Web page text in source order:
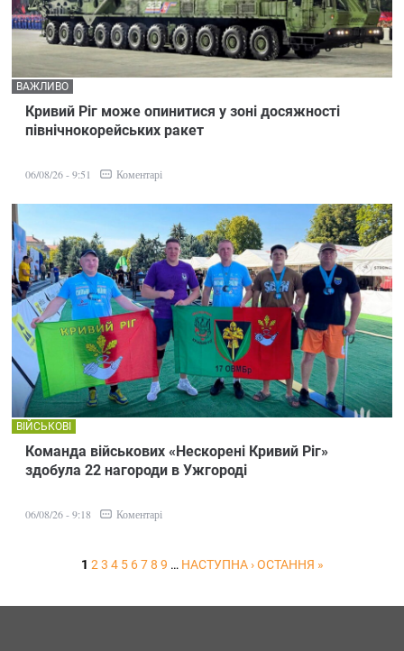
Кривий Ріг може опинитися у зоні досяжності
північнокорейських ракет
ВАЖЛИВО
06/08/26 - 9:51 Коментарі
Команда військових «Нескорені Кривий Ріг»
здобула 22 нагороди в Ужгороді
ВІЙСЬКОВІ
06/08/26 - 9:18 Коментарі
1 2 3 4 5 6 7 8 9 … НАСТУПНА › ОСТАННЯ »